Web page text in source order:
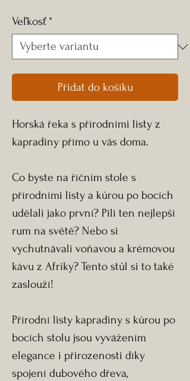
Veľkosť *
Přidat do košíku
Horská řeka s přírodními listy z
kapradiny přímo u vás doma.
Co byste na říčním stole s
přírodními listy a kůrou po bocích
udělali jako první? Pili ten nejlepší
rum na světě? Nebo si
vychutnávali voňavou a krémovou
kávu z Afriky? Tento stůl si to také
zaslouží!
Přírodní listy kapradiny s kůrou po
bocích stolu jsou vyvážením
elegance i přirozenosti díky
spojení dubového dřeva,